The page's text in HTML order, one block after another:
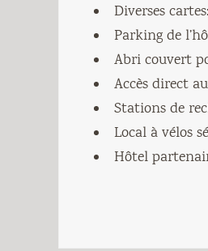
Diverses
Parking de
Abri couvert
Accès direct
Stations de
Local à vélos
Hôtel